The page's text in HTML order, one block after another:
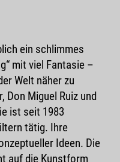
ein schlimmes
mit viel Fantasie –
Welt näher zu
Don Miguel Ruiz und
ist seit 1983
tätig. Ihre
Ideen. Die
auf die Kunstform